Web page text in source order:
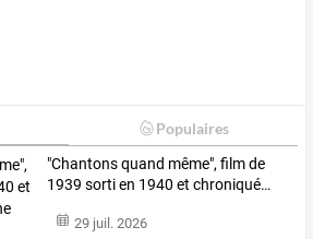
Populaires
"Chantonsquand même", filmde
1939 sortien 1940 et chroniqué…
29 juil. 2026